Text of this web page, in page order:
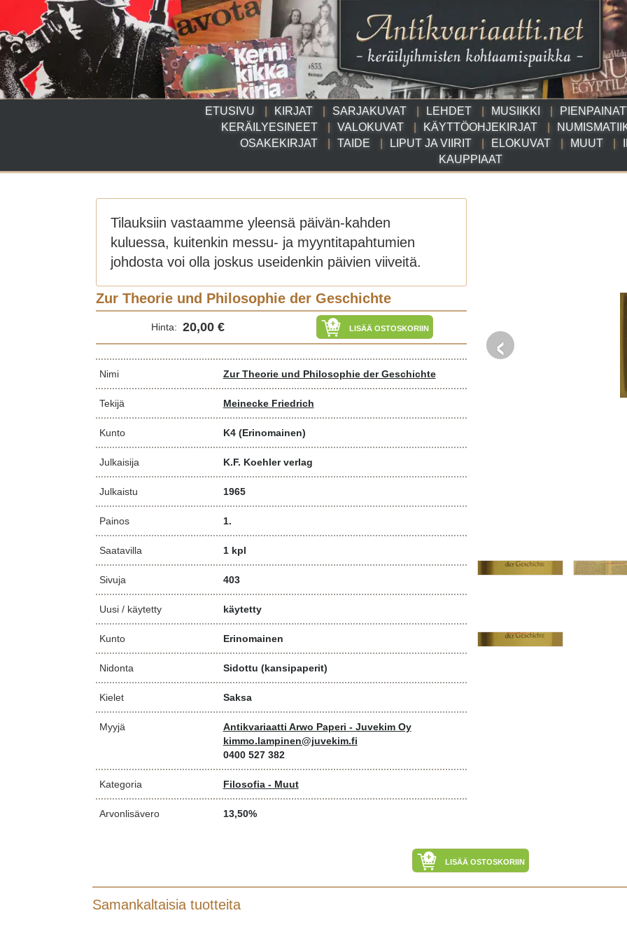
ETUSIVU KIRJAT SARJAKUVAT LEHDET MUSIIKKI
KERÄILYESINEET
VALOKUVAT KÄYTTÖOHJEKIRJAT
OSAKEKIRJAT
TAIDE LIPUT JA VIIRIT ELOKUVAT MUUT
KAUPPIAAT
Tilauksiin vastaamme yleensä päivän-kahden
kuluessa, kuitenkin messu- ja myyntitapahtumien
johdosta voi olla joskus useidenkin päivien viiveitä.
Zur Theorie und Philosophie der Geschichte
‹
Hinta: 20,00 € LISÄÄ OSTOSKORIIN
Nimi Zur Theorie und Philosophie der Geschichte
Tekijä Meinecke Friedrich
Kunto K4 (Erinomainen)
Julkaisija K.F. Koehler verlag
Julkaistu 1965
Painos 1.
Saatavilla 1 kpl
Sivuja 403
Uusi / käytetty käytetty
Kunto Erinomainen
Nidonta Sidottu (kansipaperit)
Kielet Saksa
Myyjä
Antikvariaatti Arwo Paperi - Juvekim Oy
kimmo.lampinen@juvekim.fi
0400 527 382
Kategoria Filosofia - Muut
Arvonlisävero 13,50%
LISÄÄ OSTOSKORIIN
Samankaltaisia tuotteita